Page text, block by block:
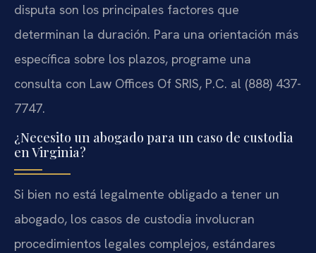
disputa son los principales factores que
determinan la duración. Para una orientación más
específica sobre los plazos, programe una
consulta con Law Offices Of SRIS, P.C. al (888) 437-
7747.
¿Necesito un abogado para un caso de custodia
en Virginia?
Si bien no está legalmente obligado a tener un
abogado, los casos de custodia involucran
procedimientos legales complejos, estándares